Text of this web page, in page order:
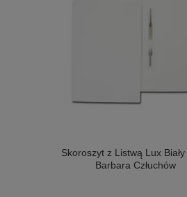
Skoroszyt z Listwą Lux
Barbara Człuchów